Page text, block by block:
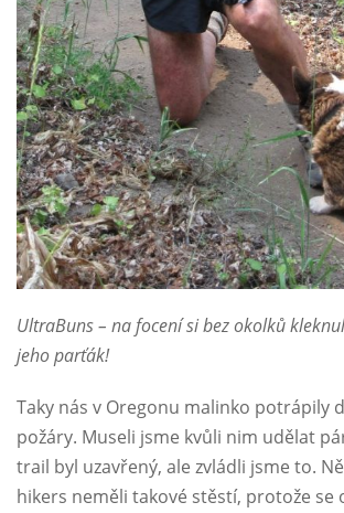
UltraBuns – na focení si bez okolků
jeho parťák!
Taky nás v Oregonu malinko potrápily
požáry. Museli jsme kvůli nim udělat
trail byl uzavřený, ale zvládli jsme to.
hikers neměli takové stěstí, protože se